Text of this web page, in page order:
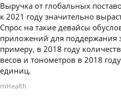
Выручка от глобальных
к 2021 году значительно
Спрос на такие девайсы
приложений для поддержания
примеру, в 2018 году
весов и тонометров в 2018
единиц.
mHealth